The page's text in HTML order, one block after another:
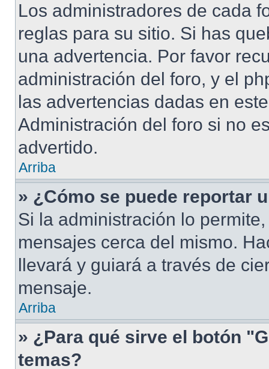
Los administradores de cada
reglas para su sitio. Si has
una advertencia. Por favor
administración del foro, y el
las advertencias dadas en
Administración del foro si no
advertido.
Arriba
» ¿Cómo se puede reportar
Si la administración lo
mensajes cerca del mismo.
llevará y guiará a través de
mensaje.
Arriba
» ¿Para qué sirve el botón
temas?